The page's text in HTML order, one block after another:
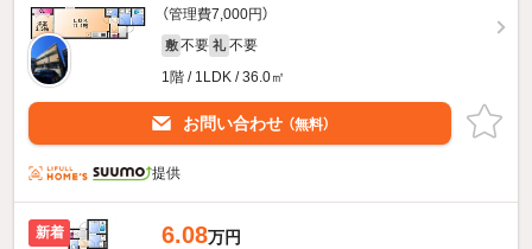
（管理費7,000円）
敷 不要 礼 不要
1階 / 1LDK / 36.0㎡
お問い合わせ （無料）
提供
新着 6.08万円